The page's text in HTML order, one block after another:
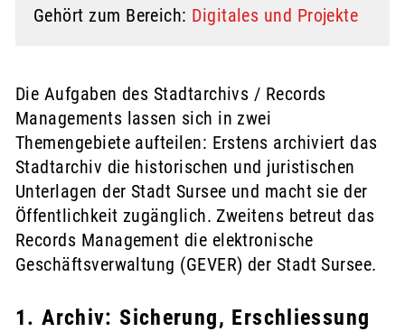
Gehört zum Bereich: Digitales und Projekte
Die Aufgaben des Stadtarchivs / Records
Managements lassen sich in zwei
Themengebiete aufteilen: Erstens archiviert das
Stadtarchiv die historischen und juristischen
Unterlagen der Stadt Sursee und macht sie der
Öffentlichkeit zugänglich. Zweitens betreut das
Records Management die elektronische
Geschäftsverwaltung (GEVER) der Stadt Sursee.
1. Archiv: Sicherung, Erschliessung
Zugehörige Objekte